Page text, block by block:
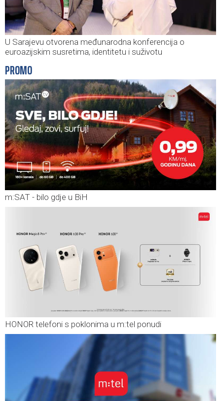
U Sarajevu otvorena međunarodna konferencija o
euroazijskim susretima, identitetu i suživotu
PROMO
m:SAT - bilo gdje u BiH
HONOR telefoni s poklonima u m:tel ponudi